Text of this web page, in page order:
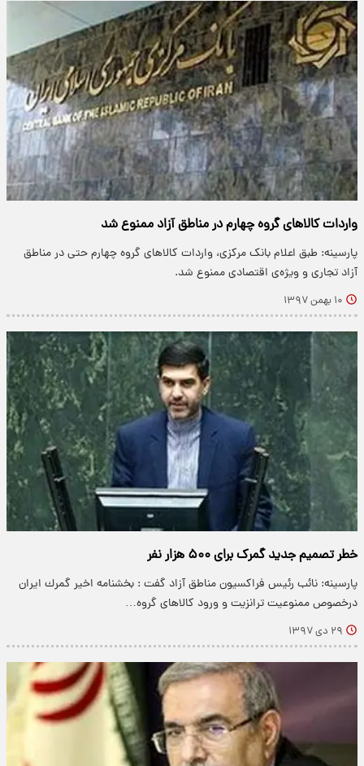
واردات کالاهای گروه چهارم در مناطق آزاد ممنوع شد
پارسینه: طبق اعلام بانک مرکزی، واردات کالاهای‌ گروه چهارم حتی در مناطق
آزاد تجاری و ویژه‌ی اقتصادی ممنوع شد.
۱۰ بهمن ۱۳۹۷
خطر تصمیم جدید گمرک برای ۵۰۰ هزار نفر
پارسینه: نائب رئیس فراکسیون مناطق آزاد گفت : بخشنامه اخير گمرك ايران
درخصوص ممنوعيت ترانزيت و ورود كالاهای گروه…
۲۹ دی ۱۳۹۷